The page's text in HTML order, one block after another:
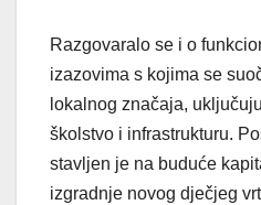
Razgovaralo se i o
izazovima s kojima se
lokalnog značaja,
školstvo i infrastrukturu.
stavljen je na buduće
izgradnje novog dječjeg